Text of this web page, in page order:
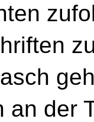
an der